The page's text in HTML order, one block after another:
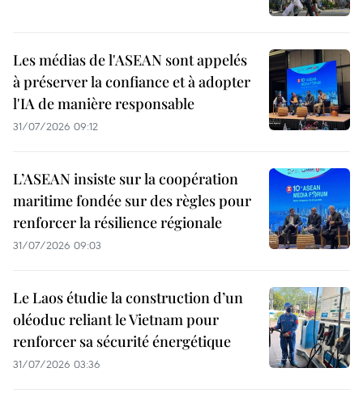
Les médias de l'ASEAN sont appelés
à préserver la confiance et à adopter
l'IA de manière responsable
31/07/2026 09:12
L’ASEAN insiste sur la coopération
maritime fondée sur des règles pour
renforcer la résilience régionale
31/07/2026 09:03
Le Laos étudie la construction d’un
oléoduc reliant le Vietnam pour
renforcer sa sécurité énergétique
31/07/2026 03:36